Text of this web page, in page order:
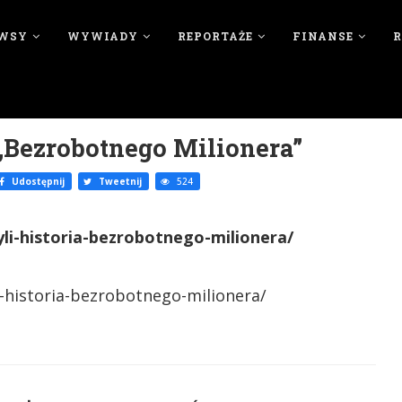
WYWIADY REPORTAŻE FINANSE
Milionera”
Udostępnij Tweetnij 524
historia-bezrobotnego-milionera/
bezrobotnego-milionera/